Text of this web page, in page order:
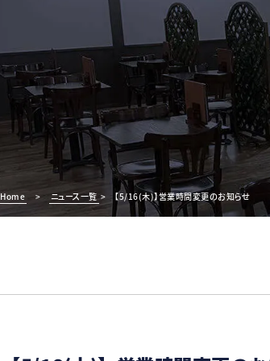
Home > ニュース一覧 > 【5/16(木)】営業時間変更のお知らせ